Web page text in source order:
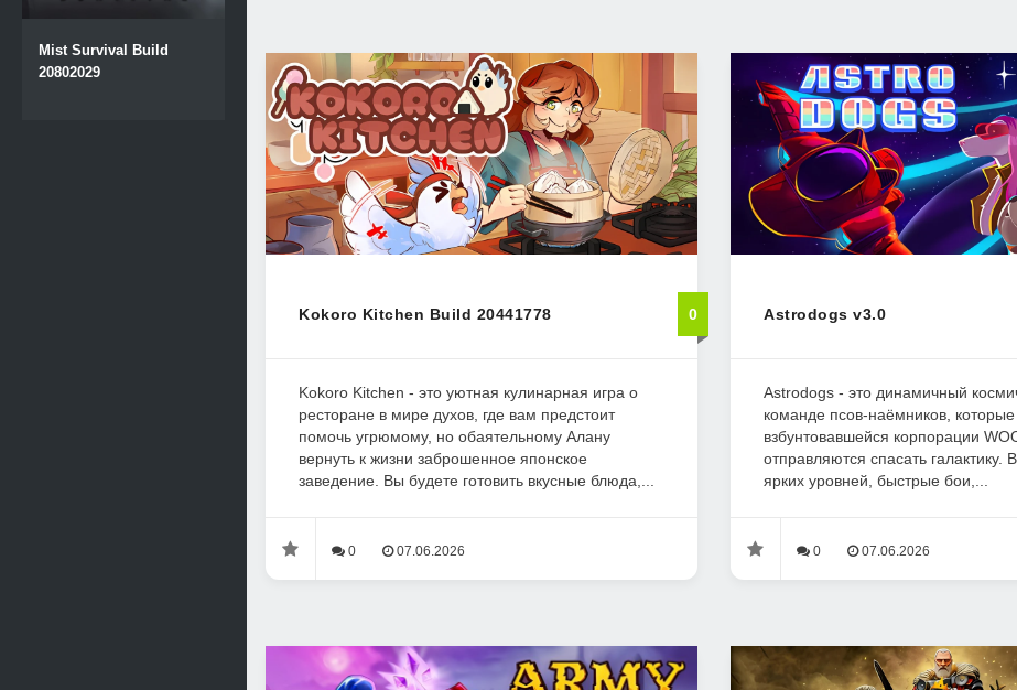
Mist Survival Build
20802029
Kokoro Kitchen Build 20441778 0
Kokoro Kitchen - это уютная кулинарная игра о
ресторане в мире духов, где вам предстоит
помочь угрюмому, но обаятельному Алану
вернуть к жизни заброшенное японское
заведение. Вы будете готовить вкусные блюда,...
0 07.06.2026
Astrodogs v3.0
Astrodogs - это динамичный
команде псов-наёмников,
взбунтовавшейся корпорации
отправляются спасать галактику.
ярких уровней, быстрые бои,...
0 07.06.2026